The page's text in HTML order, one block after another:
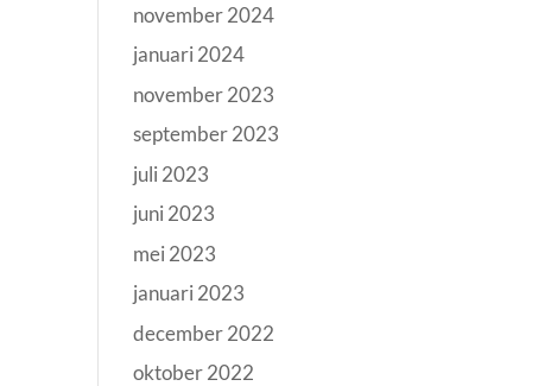
november 2024
januari 2024
november 2023
september 2023
juli 2023
juni 2023
mei 2023
januari 2023
december 2022
oktober 2022